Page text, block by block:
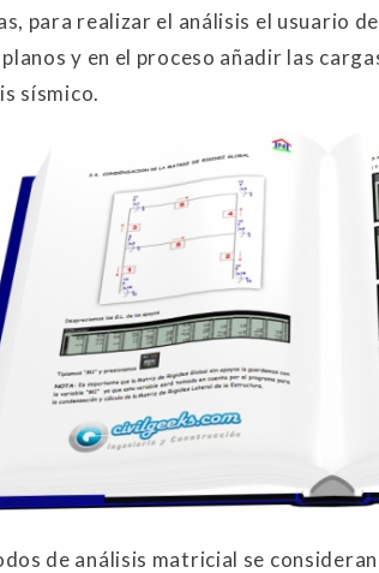
para realizar el análisis el usuario
y en el proceso añadir las
sísmico.
de análisis matricial se